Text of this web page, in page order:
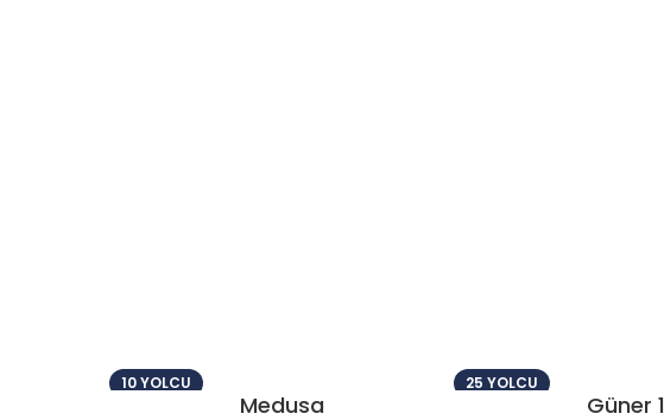
10 YOLCU
Medusa
25 YOLCU
Güner 1